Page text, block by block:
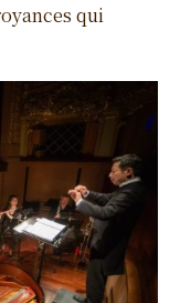
qui